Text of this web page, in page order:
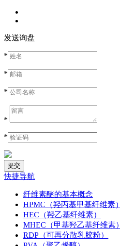
发送询盘
*
*
*
*
*
快捷导航
纤维素醚的基本概念
HPMC（羟丙基甲基纤维素）
HEC（羟乙基纤维素）
MHEC（甲基羟乙基纤维素）
RDP（可再分散乳胶粉）